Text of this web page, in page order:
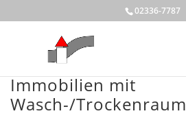
to
02336-7787
Immobilien mit
Wasch-/Trockenraum